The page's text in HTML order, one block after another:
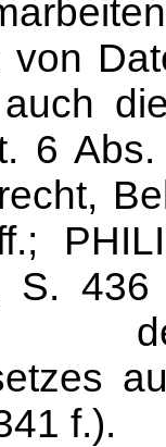
von
6
S.
f.).